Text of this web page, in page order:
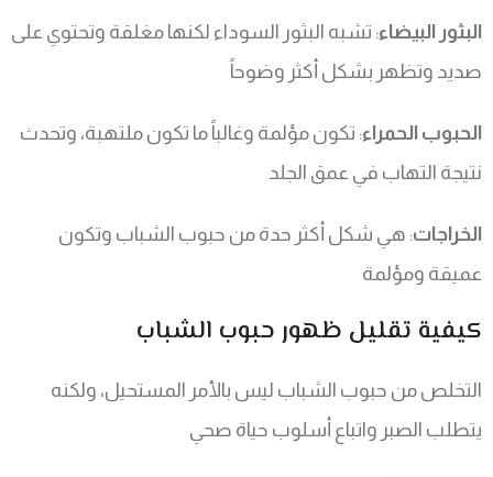
البثور البيضاء: تشبه البثور السوداء لكنها مغلقة وتحتوي على
صديد وتظهر بشكل أكثر وضوحاً
الحبوب الحمراء: تكون مؤلمة وغالباً ما تكون ملتهبة، وتحدث
نتيجة التهاب في عمق الجلد
الخراجات: هي شكل أكثر حدة من حبوب الشباب وتكون
عميقة ومؤلمة
كيفية تقليل ظهور حبوب الشباب
التخلص من حبوب الشباب ليس بالأمر المستحيل، ولكنه
يتطلب الصبر واتباع أسلوب حياة صحي